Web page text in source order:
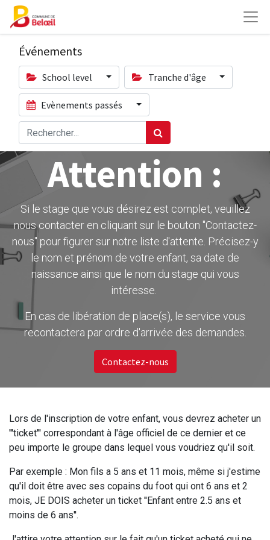
Événements
School level Tranche d'âge
Evènements passés
Attention :
Si le stage que vous désirez est complet, veuillez
nous contacter en cliquant sur le bouton ''Contactez-
nous" pour figurer sur notre liste d'attente. Précisez-y
le nom et prénom de votre enfant, sa date de
naissance ainsi que le nom du stage qui vous
intéresse.
En cas de libération de place(s), le service vous
recontactera par ordre d'arrivée des demandes.
Contactez-nous
Lors de l'inscription de votre enfant, vous devrez acheter un
'''ticket''' correspondant à l'âge officiel de ce dernier et ce
peu importe le groupe dans lequel vous voudriez qu'il soit.
Par exemple : Mon fils a 5 ans et 11 mois, même si j'estime
qu'il doit être avec ses copains du foot qui ont 6 ans et 2
mois, JE DOIS acheter un ticket ''Enfant entre 2.5 ans et
moins de 6 ans''.